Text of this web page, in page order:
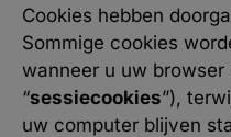
Cookies hebben
Sommige cookies
wanneer u uw browser
“sessiecookies”),
uw computer blijven